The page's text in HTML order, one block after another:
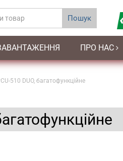
Пошук
ПРО НАС
510 DUO, багатофункційне